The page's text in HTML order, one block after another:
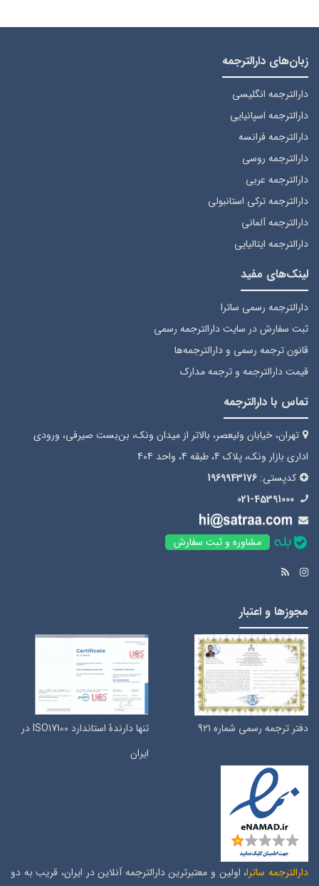
زبان‌های دارالترجمه
دارالترجمه انگلیسی
دارالترجمه اسپانیایی
دارالترجمه فرانسه
دارالترجمه روسی
دارالترجمه عربی
دارالترجمه ترکی استانبولی
دارالترجمه آلمانی
دارالترجمه ایتالیایی
لینک‌های مفید
دارالترجمه رسمی ساترا
ثبت سفارشدر سایت دارالترجمه رسمی
قانون ترجمه رسمی و دارالترجمه‌ها
قیمت دارالترجمه و ترجمه مدارک
تماس با دارالترجمه
تهران، خیابان ولیعصر، بالاتر از میدان ونک، بن‌بست صیرفی، ورودی
اداری بازار ونک، پلاک 4، طبقه 4، واحد 404
کدپستی: 1969943176
021-45391000
مشاوره و ثبت سفارش
مجوزها و اعتبار
دفتر ترجمه رسمی شماره 921
تنها دارندۀ استاندارد ISO17100 در
ایران
دارالترجمه ساترا، اولین و معتبرترین دارالترجمه آنلاین در ایران، قریب به دو